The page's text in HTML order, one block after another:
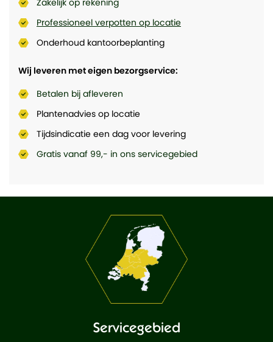
Zakelijk op rekening
Professioneel verpotten op locatie
Onderhoud kantoorbeplanting
Wij leveren met eigen bezorgservice:
Betalen bij afleveren
Plantenadvies op locatie
Tijdsindicatie een dag voor levering
Gratis vanaf 99,- in ons servicegebied
Servicegebied